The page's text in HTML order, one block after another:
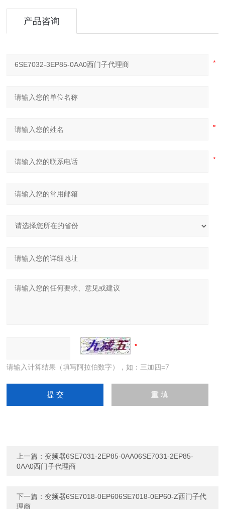
产品咨询
请输入计算结果（填写阿拉伯数字），如：三加四=7
上一篇：变频器6SE7031-2EP85-0AA06SE7031-2EP85-
0AA0西门子代理商
下一篇：变频器6SE7018-0EP606SE7018-0EP60-Z西门子代
理商